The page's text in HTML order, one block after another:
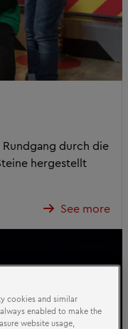
Rundgang durch die
hergestellt
See more
cookies and similar
enabled to make the
website usage,